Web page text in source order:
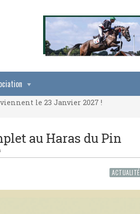
le 23 Janvier 2027 !
le 23 Janvier 2027 !
au Haras du Pin
ACTUALITÉ